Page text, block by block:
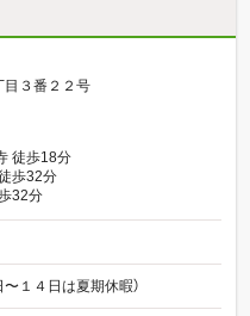
目３番２２号
徒歩18分
歩32分
32分
１４日は夏期休暇）